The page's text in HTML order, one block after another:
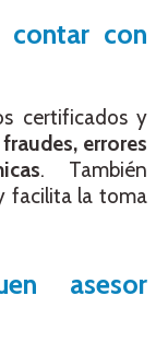
contar con
certificados y
errores
. También
facilita la toma
asesor